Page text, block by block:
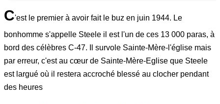
C'est le premier à avoir fait le buz en juin 1944. Le
bonhomme s'appelle Steele il est l'un de ces 13 000 paras, à
bord des célèbres C-47. Il survole Sainte-Mère-l'église mais
par erreur, c'est au cœur de Sainte-Mère-Eglise que Steele
est largué où il restera accroché blessé au clocher pendant
des heures